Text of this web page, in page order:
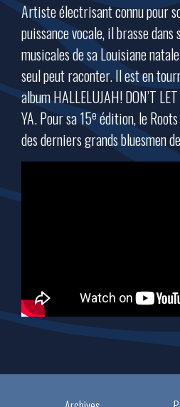
Artiste électrisant connu pour
puissance vocale, il brasse
musicales de sa Louisiane
seul peut raconter. Il est en
album HALLELUJAH! DON’T
YA. Pour sa 15eédition, le
des derniers grands bluesmen